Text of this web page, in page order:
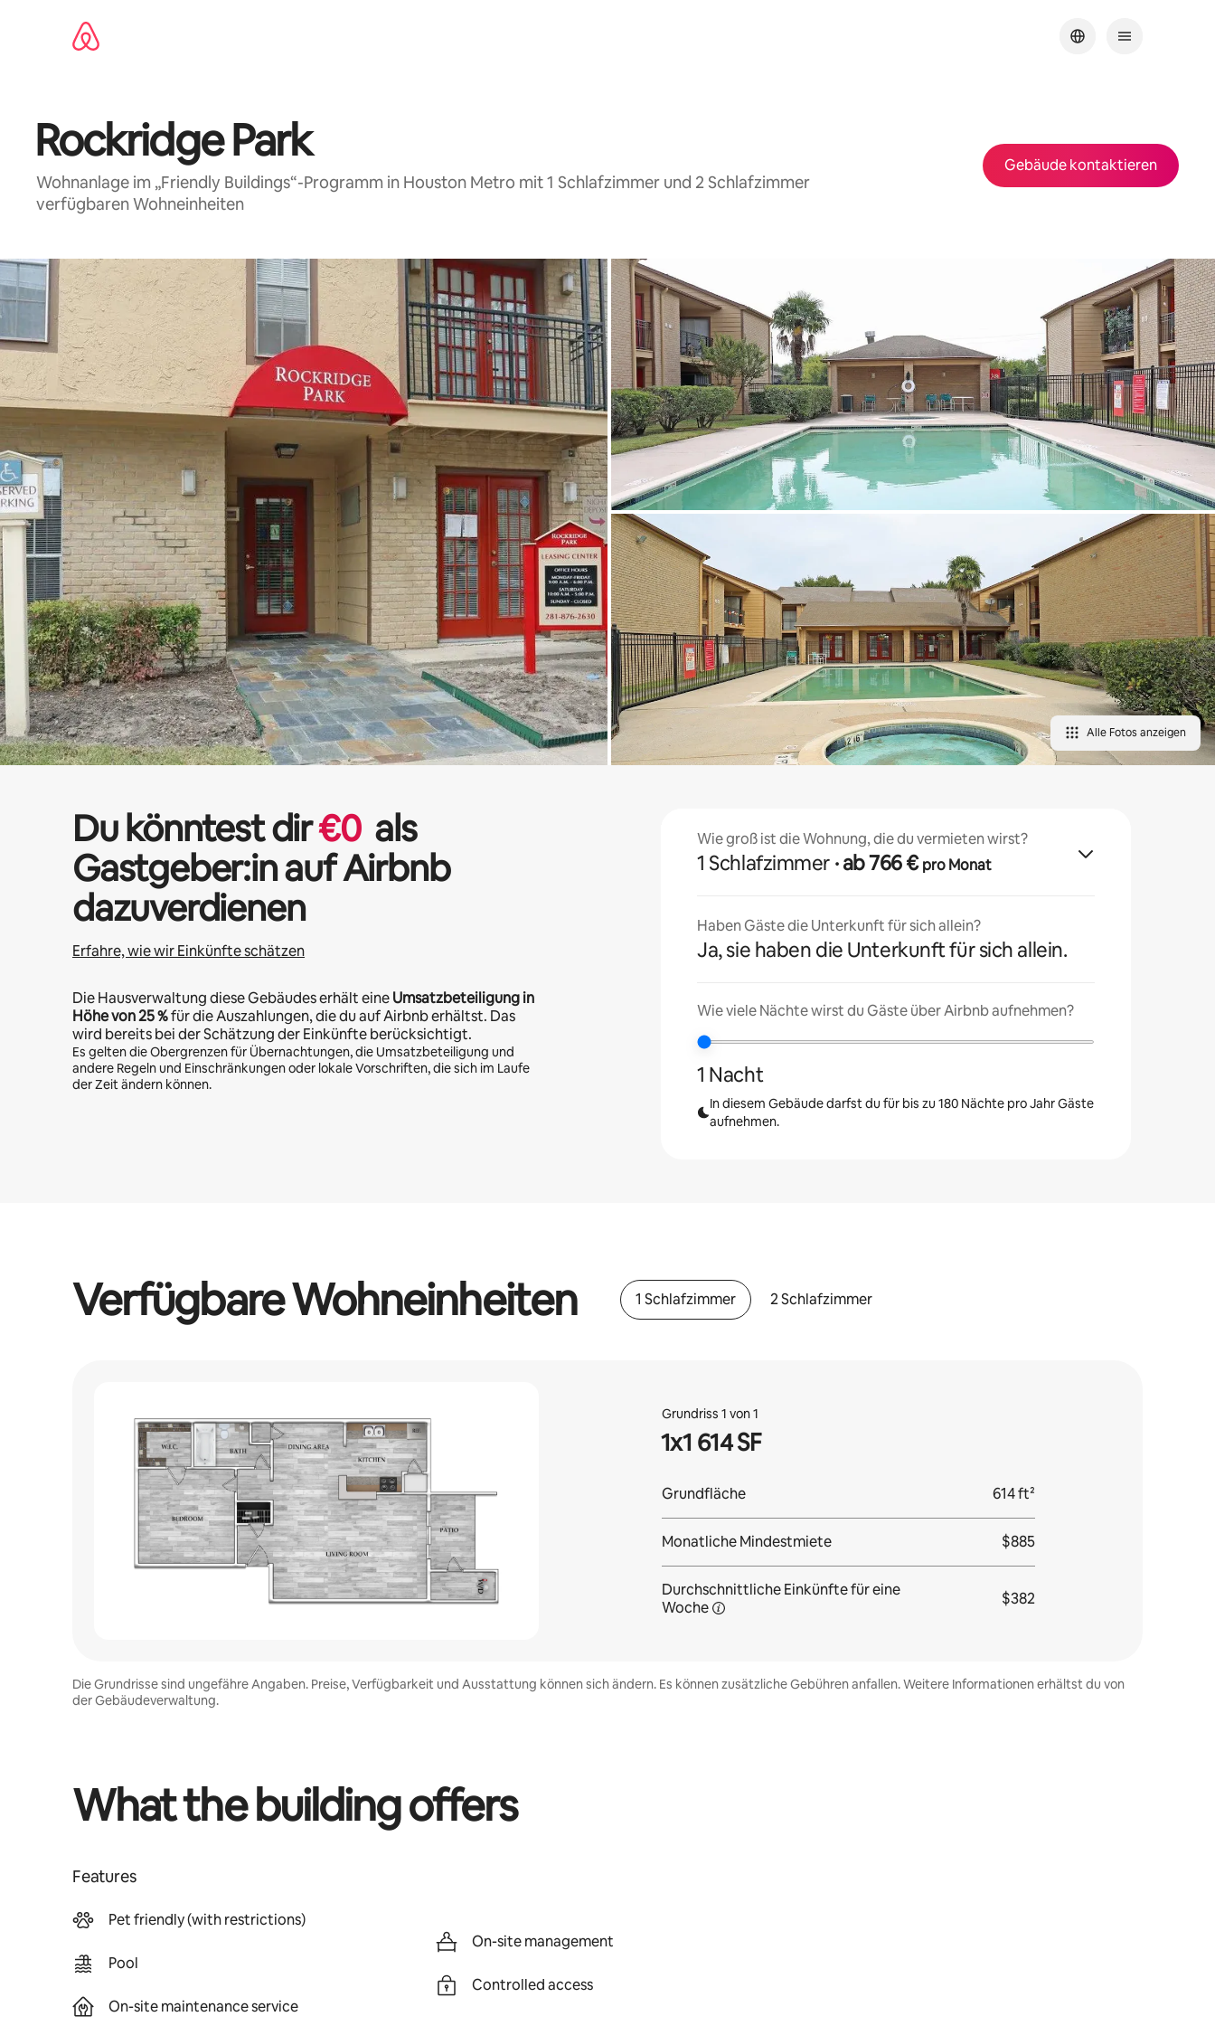
Rockridge Park
Wohnanlage im „Friendly Buildings“-Programm in Houston Metro mit 1 Schlafzimmer und 2 Schlafzimmer
verfügbaren Wohneinheiten
Gebäude kontaktieren
Alle Fotos anzeigen
Du könntest dir€0 als
Gastgeber:in auf Airbnb
dazuverdienen
Erfahre, wie wir Einkünfte schätzen
Die Hausverwaltung diese Gebäudes erhält eineUmsatzbeteiligung in
Höhe von25 %für die Auszahlungen, die du auf Airbnb erhältst. Das
wird bereits bei der Schätzung der Einkünfte berücksichtigt.
Es gelten die Obergrenzen für Übernachtungen, die Umsatzbeteiligung und
andere Regeln und Einschränkungen oder lokale Vorschriften, die sich im Laufe
der Zeit ändern können.
Wie groß ist die Wohnung, die du vermieten wirst?
1 Schlafzimmer · ab 766 €pro Monat
Haben Gäste die Unterkunft für sich allein?
Ja, sie haben die Unterkunft für sich allein.
Wie viele Nächte wirst du Gäste über Airbnb aufnehmen?
1 Nacht
In diesem Gebäude darfst du für bis zu 180 Nächte pro Jahr Gäste
aufnehmen.
Verfügbare Wohneinheiten 1 Schlafzimmer 2 Schlafzimmer
Grundriss 1 von 1
1x1 614 SF
Grundfläche 614 ft²
Monatliche Mindestmiete $885
Durchschnittliche Einkünfte für eine
Woche
$382
Die Grundrisse sind ungefähre Angaben. Preise, Verfügbarkeit und Ausstattung können sich ändern. Es können zusätzliche Gebühren anfallen. Weitere Informationen erhältst du von
der Gebäudeverwaltung.
What the building offers
Features
Pet friendly (with restrictions)
Pool
On-site maintenance service
On-site management
Controlled access